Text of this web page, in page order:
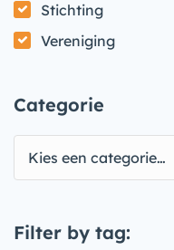
Stichting
Vereniging
Categorie
Kies een categorie…
Filter by tag: